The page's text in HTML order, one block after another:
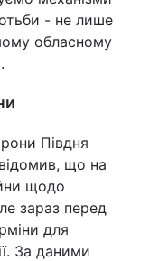
- не лише
обласному
Півдня
що на
щодо
зараз перед
для
За даними